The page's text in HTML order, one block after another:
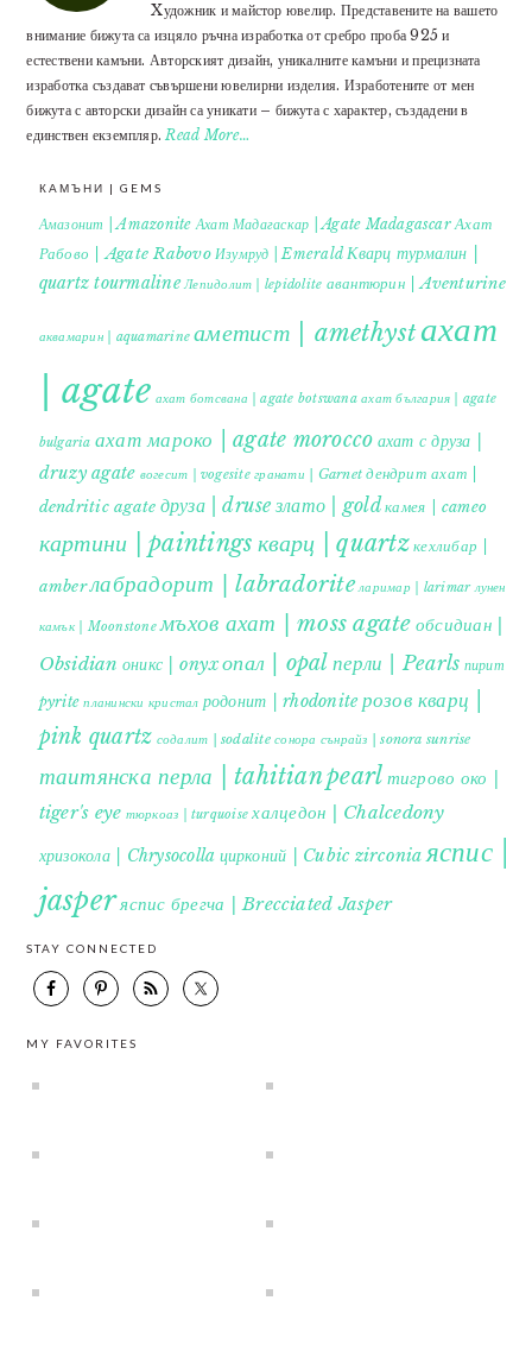
Xудожник и майстор ювелир. Представените на вашето
внимание бижута са изцяло ръчна изработка от сребро проба 925 и
естествени камъни. Авторският дизайн, уникалните камъни и прецизната
изработка създават съвършени ювелирни изделия. Изработените от мен
бижута с авторски дизайн са уникати – бижута с характер, създадени в
единствен екземпляр.Read More…
КАМЪНИ | GEMS
Амазонит | Amazonite Ахат Мадагаскар | Agate Madagascar Ахат
Рабово | Agate Rabovo Изумруд | Emerald Кварц турмалин |
quartz tourmaline Лепидолит | lepidolite авантюрин | Aventurine
аквамарин | aquamarine аметист | amethystахат
| agate ахат ботсвана | agate botswana ахат българия | agate
bulgaria ахат мароко | agate morocco ахат с друза |
druzy agate вогесит | vogesite гранати | Garnet дендрит ахат |
dendritic agate друза | druse злато | gold камея | cameo
картини | paintings кварц | quartzкехлибар |
amberлабрадорит | labradorite ларимар | larimar лунен
камък | Moonstone мъхов ахат | moss agate обсидиан |
Obsidian оникс | onyxопал | opal перли | Pearls пирит |
pyrite планински кристал родонит | rhodonite розов кварц |
pink quartz содалит | sodalite сонора сънрайз | sonora sunrise
таитянска перла | tahitian pearl тигрово око |
tiger's eye тюркоаз | turquoise халцедон | Chalcedony
хризокола | Chrysocolla цирконий | Cubic zirconia яспис |
jasperяспис брегча | Brecciated Jasper
STAY CONNECTED
MY FAVORITES